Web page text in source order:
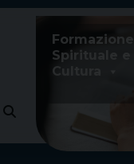
Formazione
Spirituale e
Cultura